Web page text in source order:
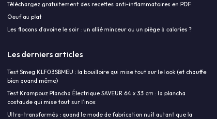
Téléchargez gratuitement des recettes anti-inflammatoires en PDF
Oeuf au plat
Les flocons d'avoine le soir : un allié minceur ou un piège à calories ?
Les derniers articles
Test Smeg KLF03SBMEU : la bouilloire qui mise tout sur le look (et chauffe
bien quand même)
Test Krampouz Plancha Électrique SAVEUR 64 x 33 cm : la plancha
costaude qui mise tout sur l’inox
Ultra-transformés : quand le mode de fabrication nuit autant que la